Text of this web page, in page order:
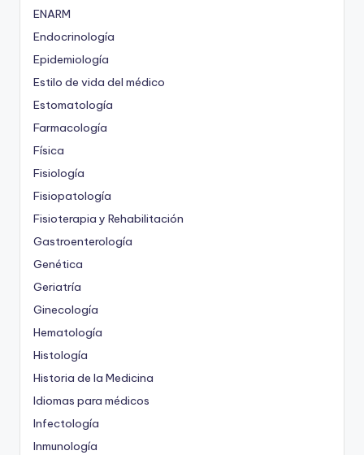
ENARM
Endocrinología
Epidemiología
Estilo de vida del médico
Estomatología
Farmacología
Física
Fisiología
Fisiopatología
Fisioterapia y Rehabilitación
Gastroenterología
Genética
Geriatría
Ginecología
Hematología
Histología
Historia de la Medicina
Idiomas para médicos
Infectología
Inmunología